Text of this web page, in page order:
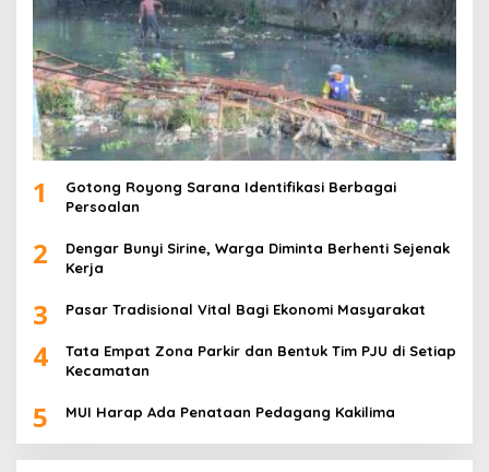
1
Gotong Royong Sarana Identifikasi Berbagai
Persoalan
2
Dengar Bunyi Sirine, Warga Diminta Berhenti Sejenak
Kerja
3 Pasar Tradisional Vital Bagi Ekonomi Masyarakat
4
Tata Empat Zona Parkir dan Bentuk Tim PJU di Setiap
Kecamatan
5 MUI Harap Ada Penataan Pedagang Kakilima